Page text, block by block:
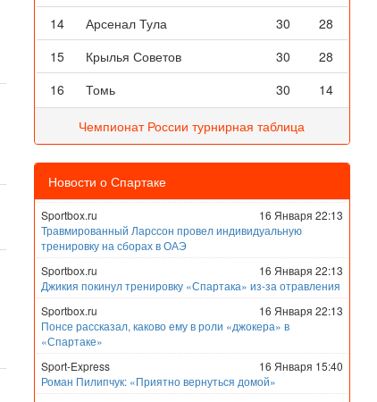
14
Арсенал Тула 30
28
15
Крылья Советов 30
28
16
Томь 30 14
Чемпионат России турнирная таблица
Новости о Спартаке
Sportbox.ru
16 Января 22:13
Травмированный Ларссон провел индивидуальную
тренировку на сборах в ОАЭ
Sportbox.ru
16 Января 22:13
Джикия покинул тренировку «Спартака» из-за отравления
Sportbox.ru
16 Января 22:13
Понсе рассказал, каково ему в роли «джокера» в
«Спартаке»
Sport-Express
16 Января 15:40
Роман Пилипчук: «Приятно вернуться домой»